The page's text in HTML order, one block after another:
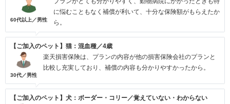
60代以上／男性
に悩むこともなく補償が利いて、十分な保険額がもらえたか
ら。
【ご加入のペット】猫：混血種／4歳
30代／男性
楽天損害保険は、プランの内容が他の損害保険会社のプランと
比較し充実しており、補償の内容も分かりやすかったから。
【ご加入のペット】犬：ボーダー・コリー／覚えていない・わからない